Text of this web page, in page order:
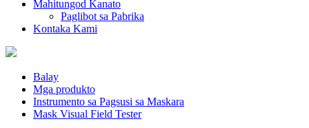
Mahitungod Kanato
Paglibot sa Pabrika
Kontaka Kami
Balay
Mga produkto
Instrumento sa Pagsusi sa Maskara
Mask Visual Field Tester